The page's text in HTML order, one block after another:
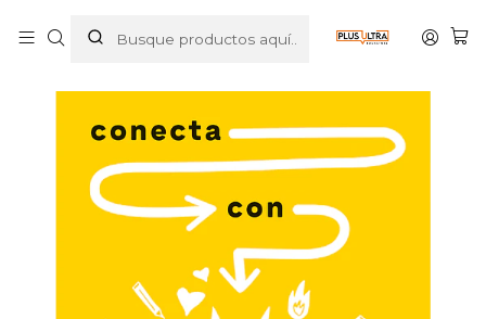
CONECTA CON TU PASIÓN - PLANETA